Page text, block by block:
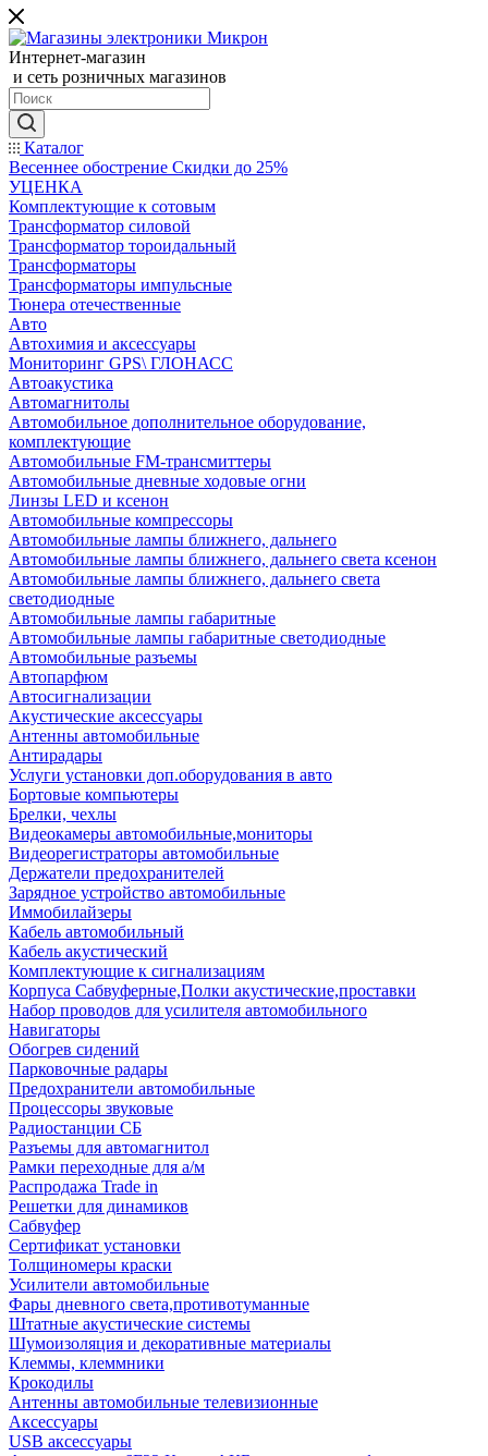
Интернет-магазин
и сеть розничных магазинов
Каталог
Весеннее обострение Скидки до 25%
УЦЕНКА
Комплектующие к сотовым
Трансформатор силовой
Трансформатор тороидальный
Трансформаторы
Трансформаторы импульсные
Тюнера отечественные
Авто
Автохимия и аксессуары
Мониторинг GPS\ ГЛОНАСС
Автоакустика
Автомагнитолы
Автомобильное дополнительное оборудование,
комплектующие
Автомобильные FM-трансмиттеры
Автомобильные дневные ходовые огни
Линзы LED и ксенон
Автомобильные компрессоры
Автомобильные лампы ближнего, дальнего
Автомобильные лампы ближнего, дальнего света ксенон
Автомобильные лампы ближнего, дальнего света
светодиодные
Автомобильные лампы габаритные
Автомобильные лампы габаритные светодиодные
Автомобильные разъемы
Автопарфюм
Автосигнализации
Акустические аксессуары
Антенны автомобильные
Антирадары
Услуги установки доп.оборудования в авто
Бортовые компьютеры
Брелки, чехлы
Видеокамеры автомобильные,мониторы
Видеорегистраторы автомобильные
Держатели предохранителей
Зарядное устройство автомобильные
Иммобилайзеры
Кабель автомобильный
Кабель акустический
Комплектующие к сигнализациям
Корпуса Сабвуферные,Полки акустические,проставки
Набор проводов для усилителя автомобильного
Навигаторы
Обогрев сидений
Парковочные радары
Предохранители автомобильные
Процессоры звуковые
Радиостанции СБ
Разъемы для автомагнитол
Рамки переходные для а/м
Распродажа Trade in
Решетки для динамиков
Сабвуфер
Сертификат установки
Толщиномеры краски
Усилители автомобильные
Фары дневного света,противотуманные
Штатные акустические системы
Шумоизоляция и декоративные материалы
Клеммы, клеммники
Крокодилы
Антенны автомобильные телевизионные
Аксессуары
USB аксессуары